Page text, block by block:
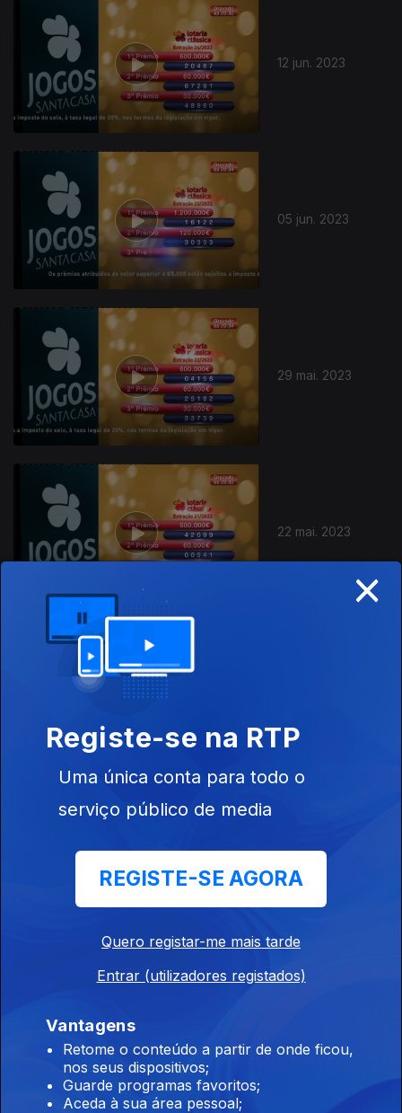
12 jun. 2023
05 jun. 2023
29 mai. 2023
22 mai. 2023
685874
×
Registe-se na RTP
Uma única conta para todo o
serviço público de media
REGISTE-SE AGORA
Quero registar-me mais tarde
Entrar (utilizadores registados)
Vantagens
Retome o conteúdo a partir de onde ficou,
nos seus dispositivos;
Guarde programas favoritos;
Aceda à sua área pessoal;